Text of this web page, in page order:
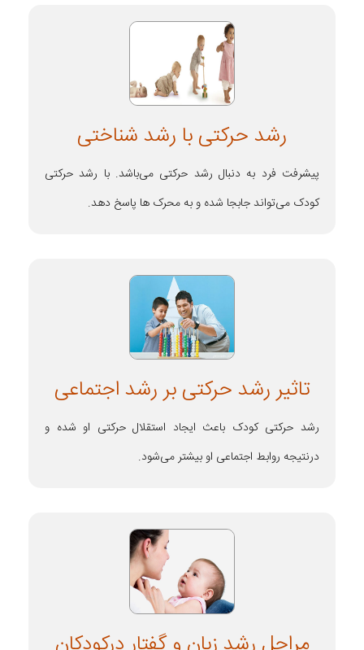
رشد حرکتی با رشد شناختی
پیشرفت فرد به دنبال رشد حرکتی می‌باشد. با رشد حرکتی
کودک می‌تواند جابجا شده و به محرک ها پاسخ دهد.
تاثیر رشد حرکتی بر رشد اجتماعی
رشد حرکتی کودک باعث ایجاد استقلال حرکتی او شده و
درنتیجه روابط اجتماعی او بیشتر می‌شود.